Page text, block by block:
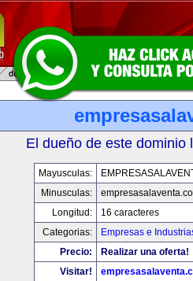
El dueño de este dominio
Mayusculas:
Minusculas:
Longitud:
16 caracteres
Categorias:
Empresas e
Precio:
Realizar una oferta!
Visitar!